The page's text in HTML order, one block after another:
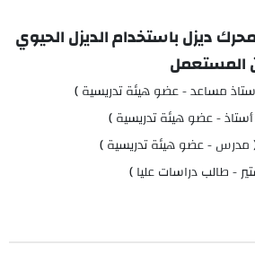
ديزل باستخدام الديزل الحيوي
المستعمل
مساعد - عضو هيئة تدريسية )
- عضو هيئة تدريسية )
مدرس - عضو هيئة تدريسية )
- طالب دراسات عليا )